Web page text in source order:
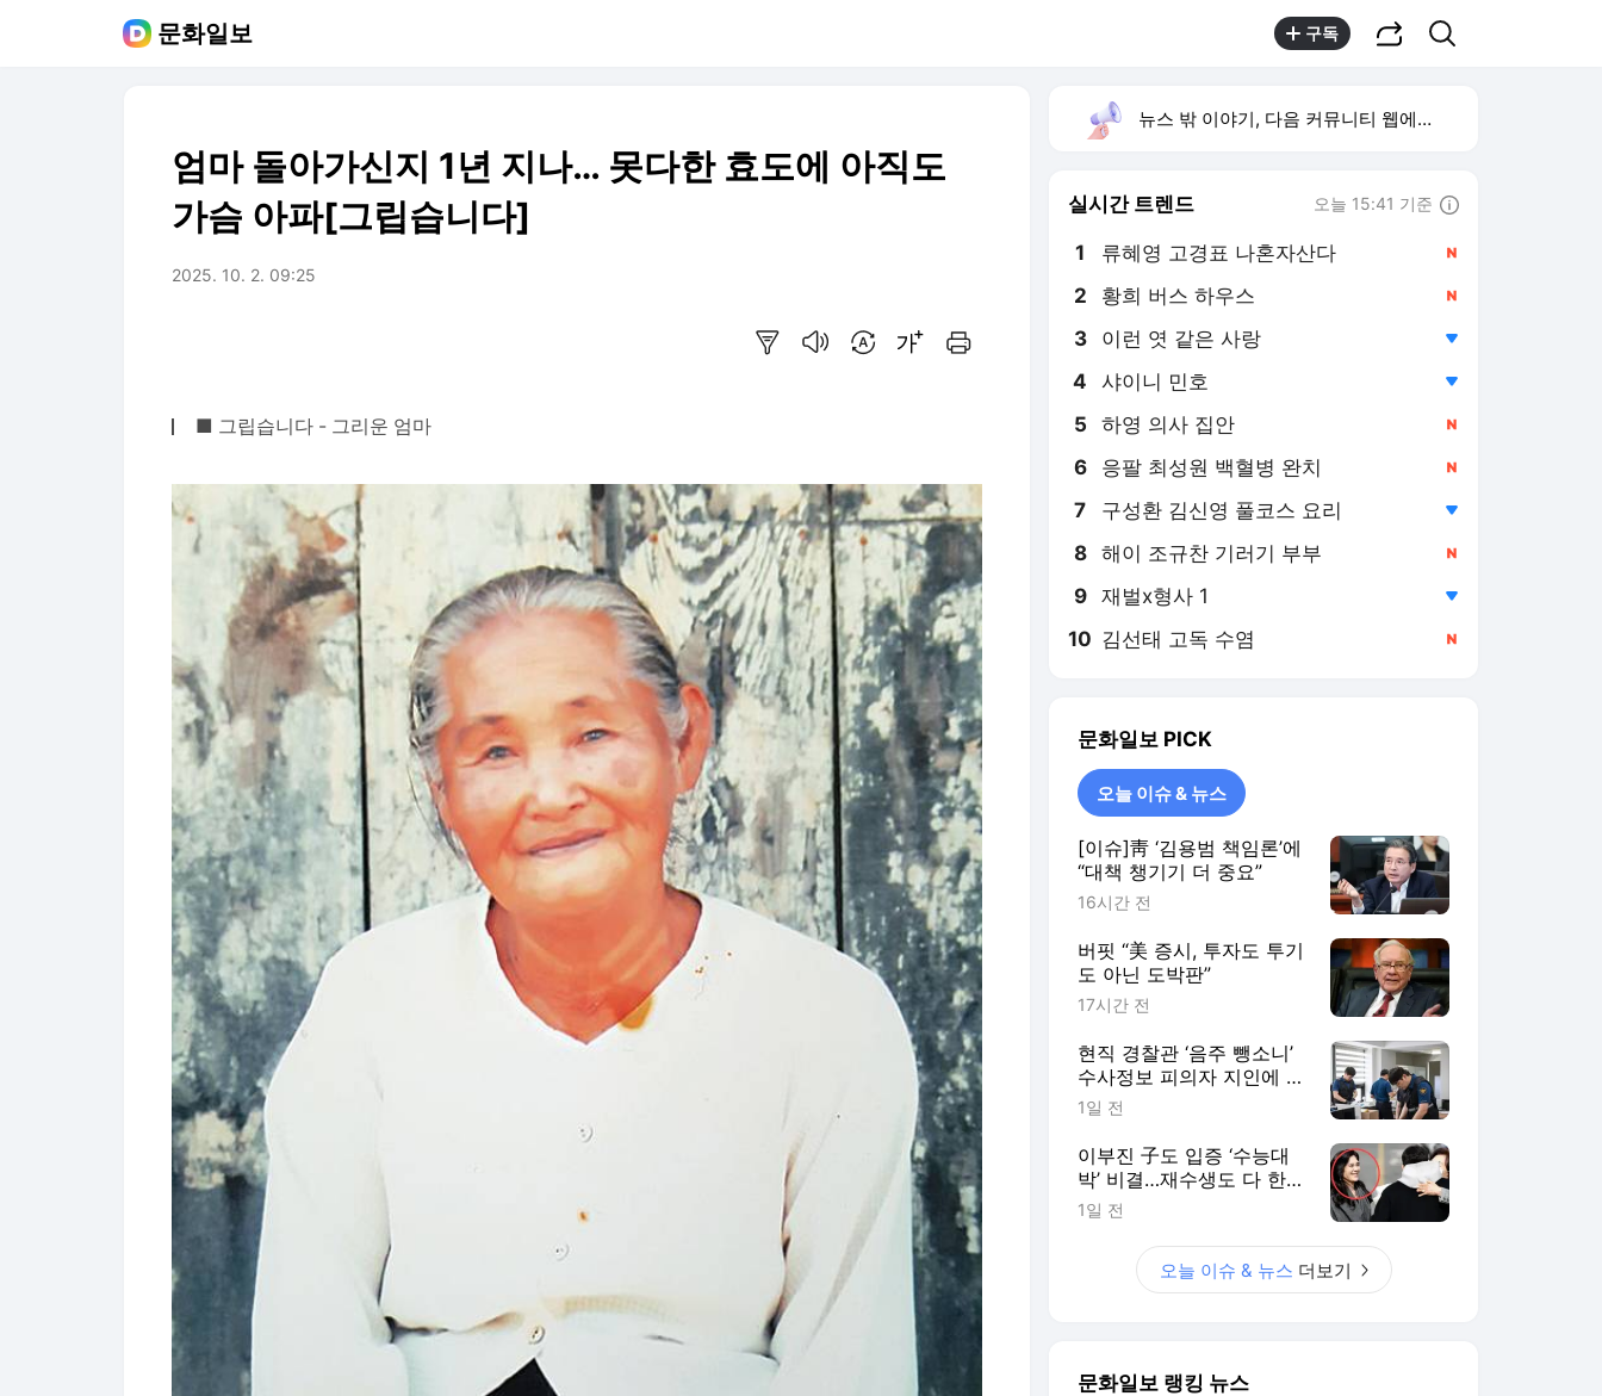
문화일보 구독
엄마 돌아가신지 1년 지나… 못다한 효도에 아직도
가슴 아파[그립습니다]
2025. 10. 2. 09:25
■ 그립습니다 - 그리운 엄마
뉴스 밖 이야기, 다음 커뮤니티 웹에서 보기
실시간 트렌드 오늘 15:41 기준
1 류혜영 고경표 나혼자산다
2 황희 버스 하우스
3 이런 엿 같은 사랑
4 샤이니 민호
5 하영 의사 집안
6 응팔 최성원 백혈병 완치
7 구성환 김신영 풀코스 요리
8 해이 조규찬 기러기 부부
9 재벌x형사 1
10 김선태 고독 수염
문화일보 PICK
오늘 이슈 & 뉴스
[이슈]靑 ‘김용범 책임론’에
“대책 챙기기 더 중요”
16시간 전
버핏 “美 증시, 투자도 투기
도 아닌 도박판”
17시간 전
현직 경찰관 ‘음주 뺑소니’
수사정보 피의자 지인에 유
출 의혹
1일 전
이부진 子도 입증 ‘수능대
박’ 비결…재수생도 다 한다
는데
1일 전
오늘 이슈 & 뉴스 더보기
문화일보 랭킹 뉴스